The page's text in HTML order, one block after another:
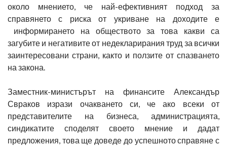
около мнението, че най-ефективният подход за
справянето с риска от укриване на доходите е
информирането на обществото за това какви са
загубите и негативите от недекларирания труд за всички
заинтересовани страни, както и ползите от спазването
на закона.
Заместник-министърът на финансите Александър
Свраков изрази очакването си, че ако всеки от
представителите на бизнеса, администрацията,
синдикатите споделят своето мнение и дадат
предложения, това ще доведе до успешното справяне с